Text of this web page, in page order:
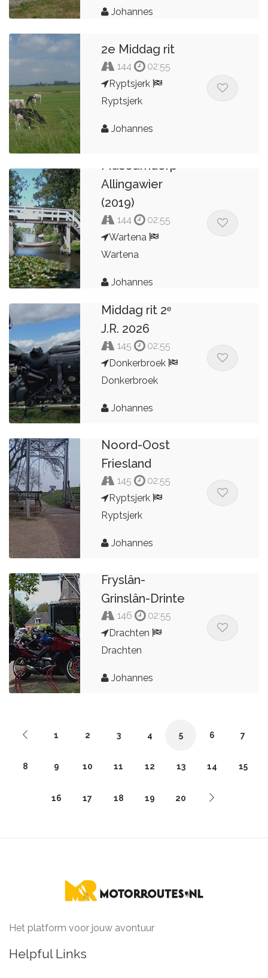
Johannes
2e Middag rit
144
02:55
Ryptsjerk
Ryptsjerk
Johannes
Museumdorp
Allingawier
(2019)
144
02:55
Wartena
Wartena
Johannes
Middag rit 2ᵉ
J.R. 2026
145
02:55
Donkerbroek
Donkerbroek
Johannes
Noord-Oost
Friesland
145
02:55
Ryptsjerk
Ryptsjerk
Johannes
Fryslân-
Grinslân-Drinte
146
02:55
Drachten
Drachten
Johannes
1 2 3 4 5 6 7
8 9 10 11 12 13 14 15
16 17 18 19 20
Het platform voor jouw avontuur
Helpful Links